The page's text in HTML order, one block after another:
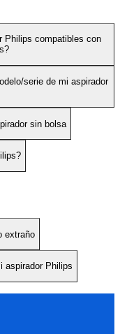
Philips compatibles con
serie de mi aspirador
sin bolsa
extraño
aspirador Philips